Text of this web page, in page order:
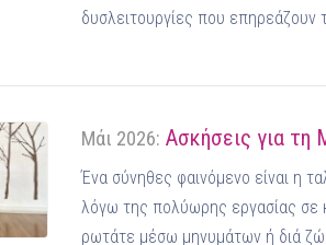
δυσλειτουργίες που επηρεάζουν
Μάι 2026: Ασκήσεις για τη
Ένα σύνηθες φαινόμενο είναι η
λόγω της πολύωρης εργασίας σε
ρωτάτε μέσω μηνυμάτων ή διά